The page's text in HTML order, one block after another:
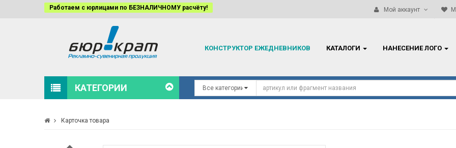
Работаем с юрлицами по БЕЗНАЛИЧНОМУ расчёту! Работаем ТОЛЬКО с резидентами Республики Беларусь!
Мой аккаунт
КОНСТРУКТОР ЕЖЕДНЕВНИКОВ КАТАЛОГИ НАНЕСЕНИЕ ЛОГО
КАТЕГОРИИ
Карточка товара